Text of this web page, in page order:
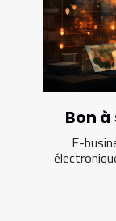
Bon à
E-